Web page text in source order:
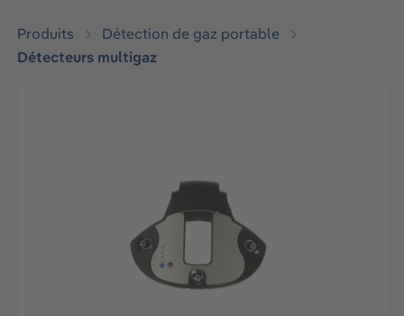
Produits
Détection de gaz portable
Détecteurs multigaz